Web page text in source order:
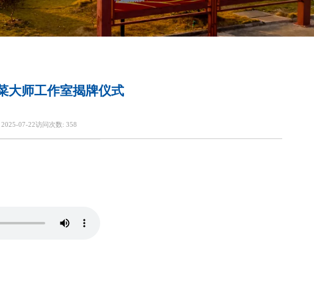
大师工作室揭牌仪式
2025-07-22访问次数: 358